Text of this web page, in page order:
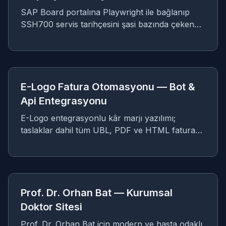
SAP Board portalına Playwright ile bağlanıp
SSH700 servis tarihçesini şasi bazında çeken
VIN arama).
E-
E-Logo Fatura Otomasyonu — Bot &
Api Entegrasyonu
E-Logo entegrasyonlu kâr marjı yazılımı;
taslaklar dahil tüm UBL, PDF ve HTML fatura
paralel şekilde senkronize eder.
PR
Prof. Dr. Orhan Bat — Kurumsal
Doktor Sitesi
Prof. Dr. Orhan Bat için modern ve hasta odaklı